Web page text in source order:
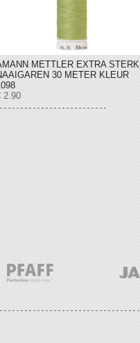
METTLER EXTRA STERK
30 METER KLEUR
2.90